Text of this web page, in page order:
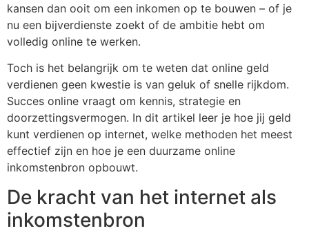
kansen dan ooit om een inkomen op te bouwen – of je
nu een bijverdienste zoekt of de ambitie hebt om
volledig online te werken.
Toch is het belangrijk om te weten dat online geld
verdienen geen kwestie is van geluk of snelle rijkdom.
Succes online vraagt om kennis, strategie en
doorzettingsvermogen. In dit artikel leer je hoe jij geld
kunt verdienen op internet, welke methoden het meest
effectief zijn en hoe je een duurzame online
inkomstenbron opbouwt.
De kracht van het internet als
inkomstenbron